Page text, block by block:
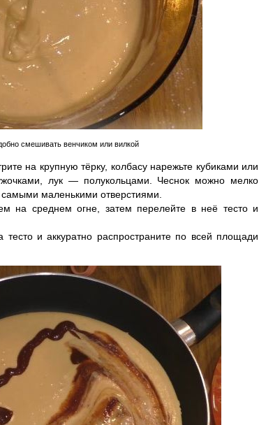
смешивать венчиком или вилкой
на крупную тёрку, колбасу нарежьте кубиками или
лук — полукольцами. Чеснок можно мелко
маленькими отверстиями.
на среднем огне, затем перелейте в неё тесто и
и аккуратно распространите по всей площади